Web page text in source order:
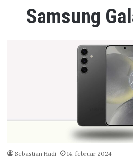
Samsung
Sebastian Hadi 14. februar 2024